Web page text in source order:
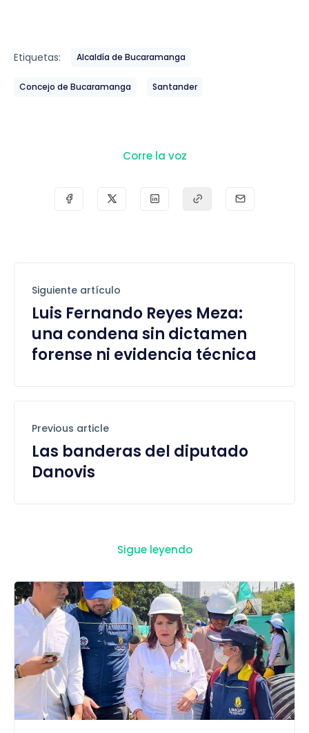
Etiquetas: Alcaldía de Bucaramanga
Concejo de Bucaramanga Santander
Corre la voz
Siguiente artículo
Luis Fernando Reyes Meza:
una condena sin dictamen
forense ni evidencia técnica
Previous article
Las banderas del diputado
Danovis
Sigue leyendo